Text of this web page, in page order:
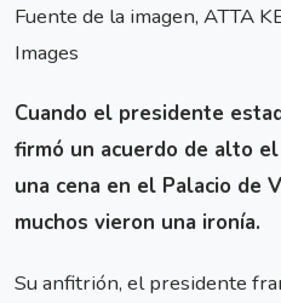
Fuente de la imagen, ATTA
Images
Cuando el presidente
firmó un acuerdo de alto
una cena en el Palacio de
muchos vieron una ironía.
Su anfitrión, el presidente